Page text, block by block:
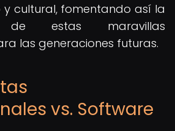
cultural, fomentando así la
de estas maravillas
las generaciones futuras.
vs. Software